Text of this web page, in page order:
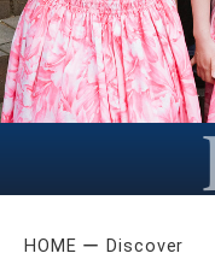
HOME
Discover